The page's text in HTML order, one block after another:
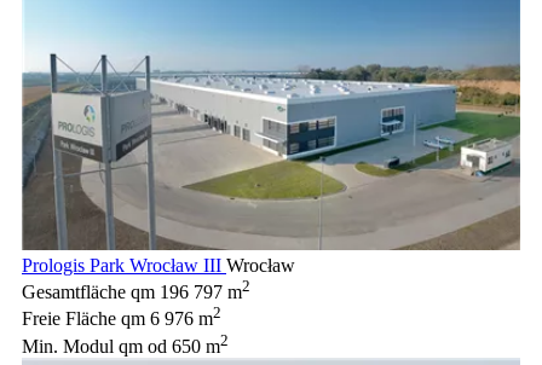
Prologis Park Wrocław III Wrocław
Gesamtfläche qm 196 797 m2
Freie Fläche qm 6 976 m2
Min. Modul qm od 650 m2